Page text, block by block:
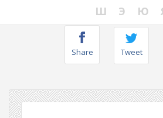
Ш
Э Ю
Share Tweet